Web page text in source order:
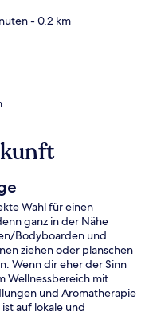
- 0.2 km
Wahl für einen
ganz in der Nähe
Bodyboarden und
ziehen oder planschen
Wenn dir eher der Sinn
Wellnessbereich mit
und Aromatherapie
auf lokale und